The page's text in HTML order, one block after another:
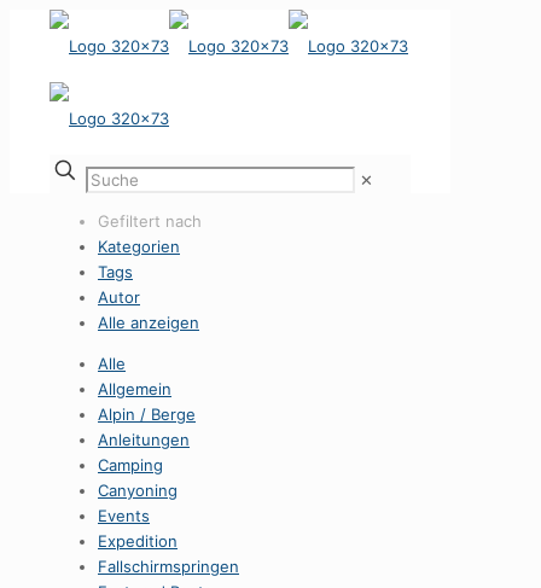
✕
Gefiltert nach
Kategorien
Tags
Autor
Alle anzeigen
Alle
Allgemein
Alpin / Berge
Anleitungen
Camping
Canyoning
Events
Expedition
Fallschirmspringen